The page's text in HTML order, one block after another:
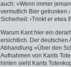
auch: »Wenn immer
vermutlich Bier
Sicherheit: ›Trinkt er etwa
Warum Kant hier ein
ersichtlich. Der deutschen
Abhandlung »Über den
Aufnahmen von Kants
hinten sieht Kants